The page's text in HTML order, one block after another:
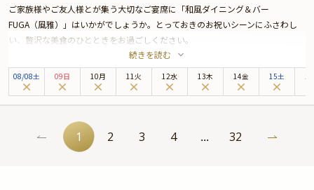
ご家族様やご友人様とが集う大切なご宴席に「和風ダイニング＆バー
FUGA（風雅）」はいかがでしょうか。とっておきのお祝いシーンにふさわし
い、贅沢な美食のひとときをお過ごしください。
地上25階、天空の美食空間「和風ダイニング＆バー FUGA（風雅）」。気品に
満ちた店内は居心地が良く、ご両家の晴れやかな門出に最適です。大江戸線新
宿西口駅より徒歩2分好立地は、遠方からお招きするゲストをお迎えする場に
観とともにお食事をお楽しみください。ラグジュアリーなプライベート空間で
は、周りを気にせずお寛ぎいただけます。大切な方と和やかに語らう時間は、
続きを読む
08/08土 09日 10月 11火 12水 13木 14金 15土
1 2 3 4 ... 32